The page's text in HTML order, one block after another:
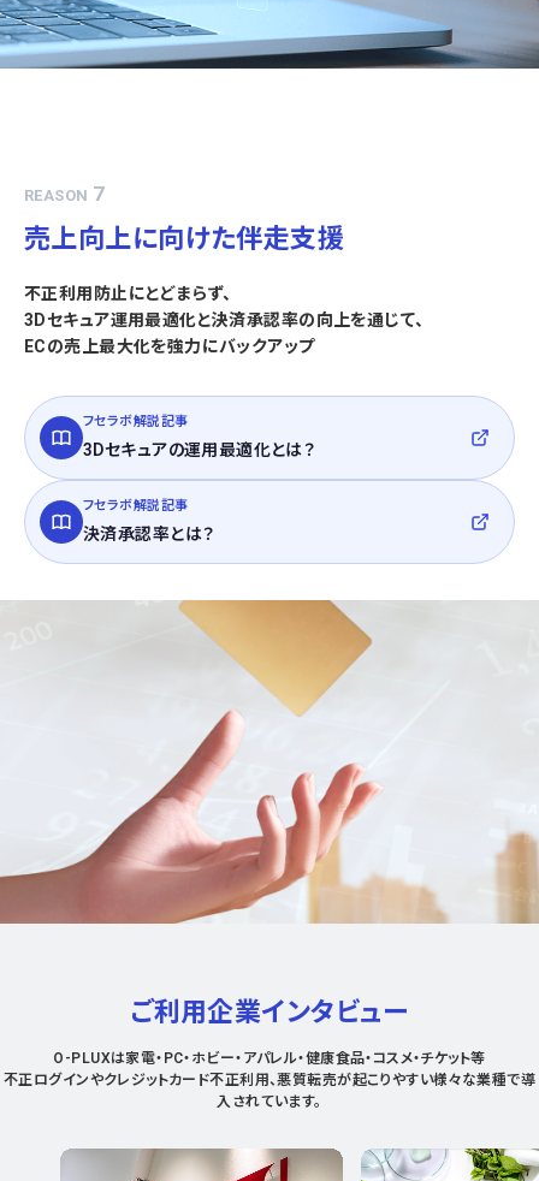
REASON 7
売上向上に向けた伴走支援
不正利用防止にとどまらず、
3Dセキュア運用最適化と決済承認率の向上を通じて、
ECの売上最大化を強力にバックアップ
フセラボ解説記事
3Dセキュアの運用最適化とは？
フセラボ解説記事
決済承認率とは？
ご利用企業インタビュー
O-PLUXは家電・PC・ホビー・アパレル・健康食品・コスメ・チケット等
不正ログインやクレジットカード不正利用、悪質転売が起こりやすい様々な業種で導
入されています。